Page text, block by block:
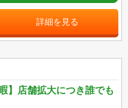
詳細を見る
】店舗拡大につき誰でも